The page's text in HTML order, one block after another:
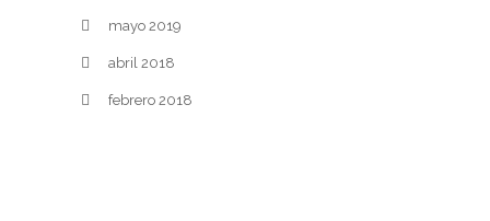
mayo 2019
abril 2018
febrero 2018